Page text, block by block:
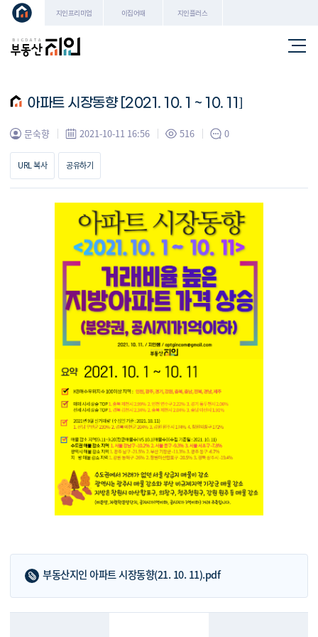
지인프리미엄 이집어때 지인플러스
아파트 시장동향 [2021. 10. 1 ~ 10. 11]
문숙향 2021-10-11 16:56 516 0
URL 복사 공유하기
부동산지인 아파트 시장동향(21. 10. 11).pdf